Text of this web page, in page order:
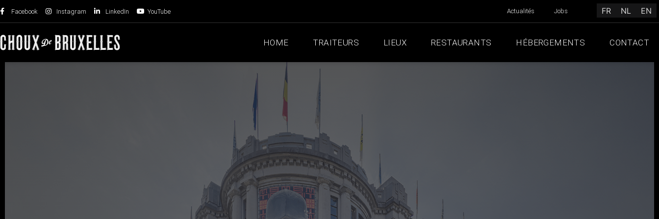
Facebook Instagram LinkedIn YouTube Actualités Jobs FR NL EN
HOME TRAITEURS LIEUX RESTAURANTS HÉBERGEMENTS CONTACT